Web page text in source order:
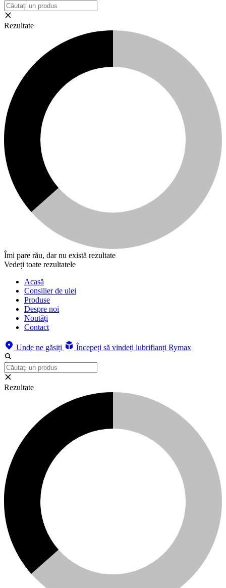
Rezultate
Îmi pare rău, dar nu există rezultate
Vedeți toate rezultatele
Acasă
Consilier de ulei
Produse
Despre noi
Noutăți
Contact
Unde ne găsiți Începeți să vindeți lubrifianți Rymax
Rezultate